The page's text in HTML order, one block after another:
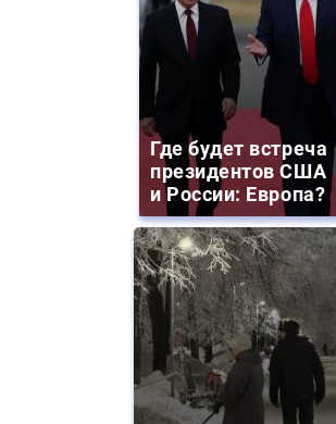
Где будет встреча
президентов США
и России: Европа?